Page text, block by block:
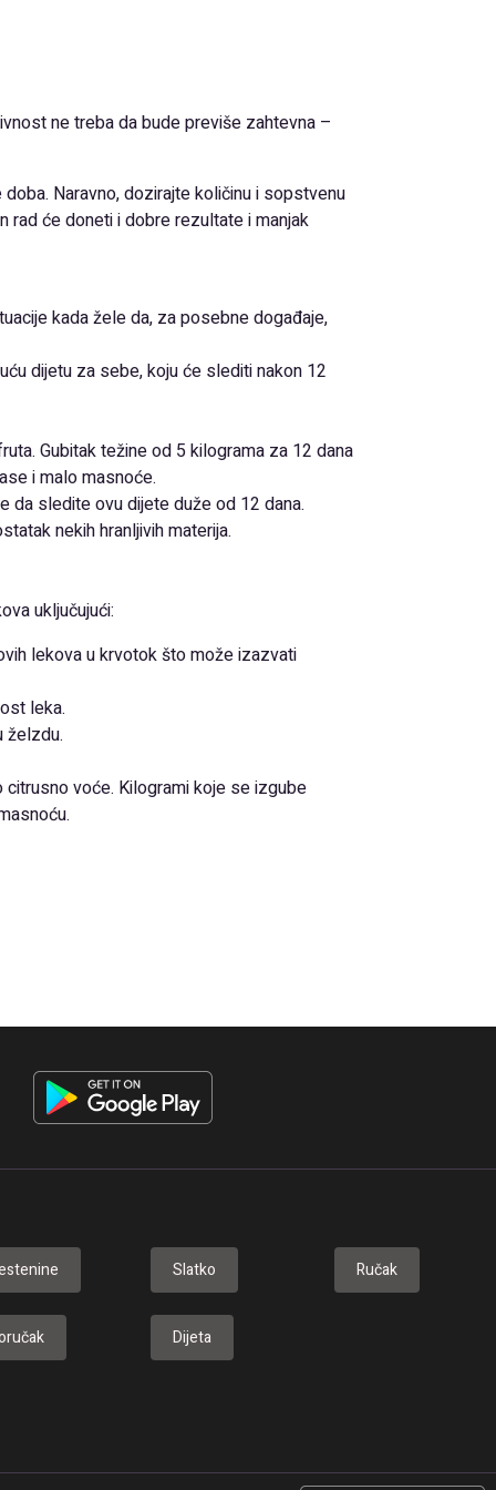
ne treba da bude previše zahtevna –
Naravno, dozirajte količinu i sopstvenu
rad će doneti i dobre rezultate i manjak
kada žele da, za posebne događaje,
dijetu za sebe, koju će slediti nakon 12
Gubitak težine od 5 kilograma za 12 dana
i malo masnoće.
da sledite ovu dijete duže od 12 dana.
nekih hranljivih materija.
uključujući:
lekova u krvotok što može izazvati
leka.
želzdu.
voće. Kilogrami koje se izgube
Slatko Ručak
Dijeta